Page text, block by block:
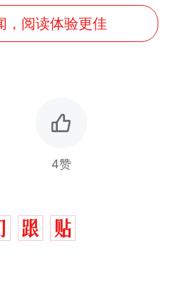
，阅读体验更佳
4赞